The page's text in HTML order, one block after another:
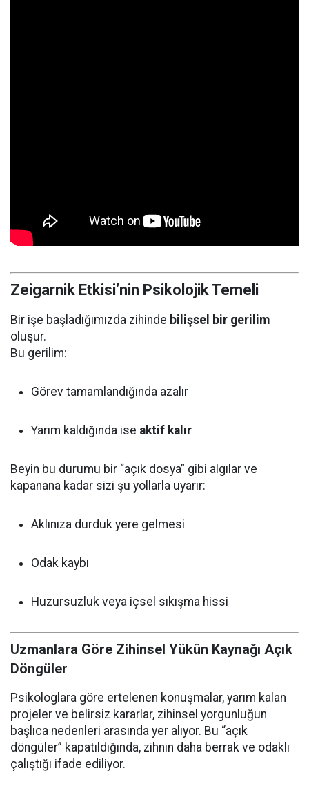
Zeigarnik Etkisi’nin Psikolojik Temeli
Bir işe başladığımızda zihinde bilişsel bir gerilim
oluşur.
Bu gerilim:
Görev tamamlandığında azalır
Yarım kaldığında ise aktif kalır
Beyin bu durumu bir “açık dosya” gibi algılar ve
kapanana kadar sizi şu yollarla uyarır:
Aklınıza durduk yere gelmesi
Odak kaybı
Huzursuzluk veya içsel sıkışma hissi
Uzmanlara Göre Zihinsel Yükün Kaynağı Açık
Döngüler
Psikologlara göre ertelenen konuşmalar, yarım kalan
projeler ve belirsiz kararlar, zihinsel yorgunluğun
başlıca nedenleri arasında yer alıyor. Bu “açık
döngüler” kapatıldığında, zihnin daha berrak ve odaklı
çalıştığı ifade ediliyor.